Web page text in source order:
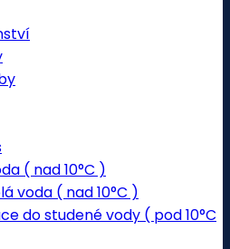
( nad 10°C )
voda ( nad 10°C )
do studené vody ( pod 10°C